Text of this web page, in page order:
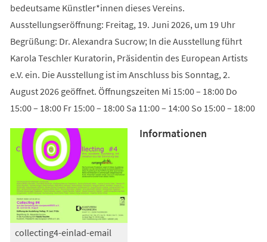
bedeutsame Künstler*innen dieses Vereins.
Ausstellungseröffnung: Freitag, 19. Juni 2026, um 19 Uhr
Begrüßung: Dr. Alexandra Sucrow; In die Ausstellung führt
Karola Teschler Kuratorin, Präsidentin des European Artists
e.V. ein. Die Ausstellung ist im Anschluss bis Sonntag, 2.
August 2026 geöffnet. Öffnungszeiten Mi 15:00 – 18:00 Do
15:00 – 18:00 Fr 15:00 – 18:00 Sa 11:00 – 14:00 So 15:00 – 18:00
collecting4-einlad-email
Informationen